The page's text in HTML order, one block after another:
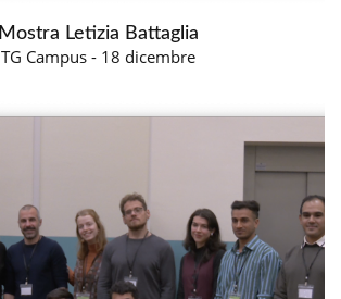
Mostra Letizia Battaglia
TG Campus - 18 dicembre